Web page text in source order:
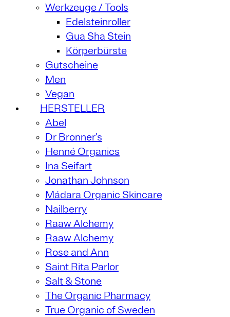
Werkzeuge / Tools
Edelsteinroller
Gua Sha Stein
Körperbürste
Gutscheine
Men
Vegan
HERSTELLER
Abel
Dr Bronner’s
Henné Organics
Ina Seifart
Jonathan Johnson
Mádara Organic Skincare
Nailberry
Raaw Alchemy
Raaw Alchemy
Rose and Ann
Saint Rita Parlor
Salt & Stone
The Organic Pharmacy
True Organic of Sweden